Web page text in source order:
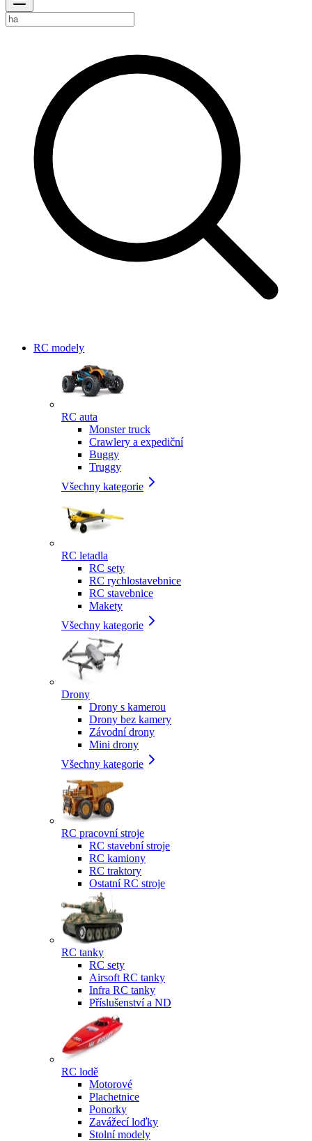
RC modely
RC auta
Monster truck
Crawlery a expediční
Buggy
Truggy
Všechny kategorie
RC letadla
RC sety
RC rychlostavebnice
RC stavebnice
Makety
Všechny kategorie
Drony
Drony s kamerou
Drony bez kamery
Závodní drony
Mini drony
Všechny kategorie
RC pracovní stroje
RC stavební stroje
RC kamiony
RC traktory
Ostatní RC stroje
RC tanky
RC sety
Airsoft RC tanky
Infra RC tanky
Příslušenství a ND
RC lodě
Motorové
Plachetnice
Ponorky
Zavážecí loďky
Stolní modely